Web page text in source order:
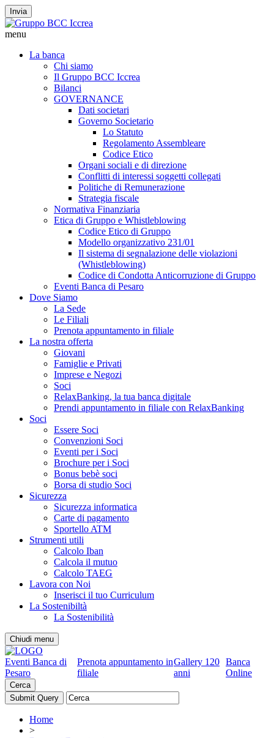
Invia
menu
La banca
Chi siamo
Il Gruppo BCC Iccrea
Bilanci
GOVERNANCE
Dati societari
Governo Societario
Lo Statuto
Regolamento Assembleare
Codice Etico
Organi sociali e di direzione
Conflitti di interessi soggetti collegati
Politiche di Remunerazione
Strategia fiscale
Normativa Finanziaria
Etica di Gruppo e Whistleblowing
Codice Etico di Gruppo
Modello organizzativo 231/01
Il sistema di segnalazione delle violazioni
(Whistleblowing)
Codice di Condotta Anticorruzione di Gruppo
Eventi Banca di Pesaro
Dove Siamo
La Sede
Le Filiali
Prenota appuntamento in filiale
La nostra offerta
Giovani
Famiglie e Privati
Imprese e Negozi
Soci
RelaxBanking, la tua banca digitale
Prendi appuntamento in filiale con RelaxBanking
Soci
Essere Soci
Convenzioni Soci
Eventi per i Soci
Brochure per i Soci
Bonus bebè soci
Borsa di studio Soci
Sicurezza
Sicurezza informatica
Carte di pagamento
Sportello ATM
Strumenti utili
Calcolo Iban
Calcola il mutuo
Calcolo TAEG
Lavora con Noi
Inserisci il tuo Curriculum
La Sostenibiltà
La Sostenibilità
Chiudi menu
Eventi Banca di
Pesaro
Prenota appuntamento in
filiale
Gallery 120
anni
Banca
Online
Cerca
Home
>